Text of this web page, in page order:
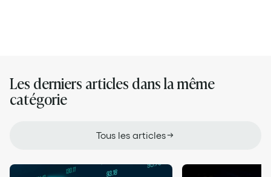
Les derniers articles dans la même
catégorie
Tous les articles